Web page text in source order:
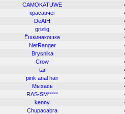
CAMOKATUWE
красавчег
DeAtH
grizlig
Ёшкинакошка
NetRanger
Brysnika
Crow
tar
pink anal hair
Мыхась
RAS-SM*****
kenny
Chupacabra